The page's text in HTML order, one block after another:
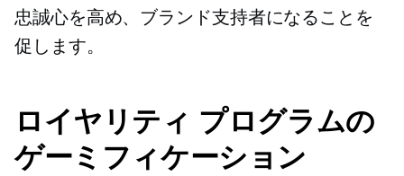
忠誠心を高め、ブランド支持者になることを
促します。
ロイヤリティ プログラムの
ゲーミフィケーション